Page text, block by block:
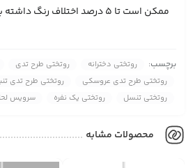
ممکن است تا 5 درصد اختلاف رنگ داشته باشد.
برچسب: روتختی دخترانه روتختی طرح تدی
روتختی طرح تدی عروسکی
روتختی طرح تدی
روتختی تنسل
روتختی یک نفره سرویس
محصولات مشابه